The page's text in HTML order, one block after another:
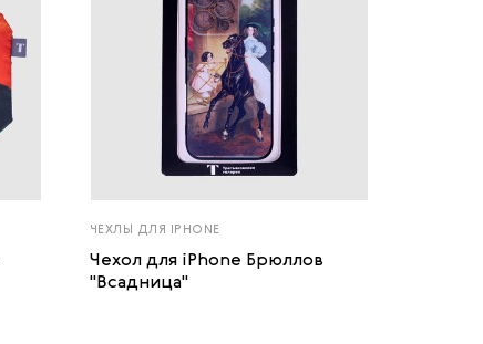
ЧЕХЛЫ ДЛЯ IPHONE
Чехол для iPhone Брюллов
"Всадница"